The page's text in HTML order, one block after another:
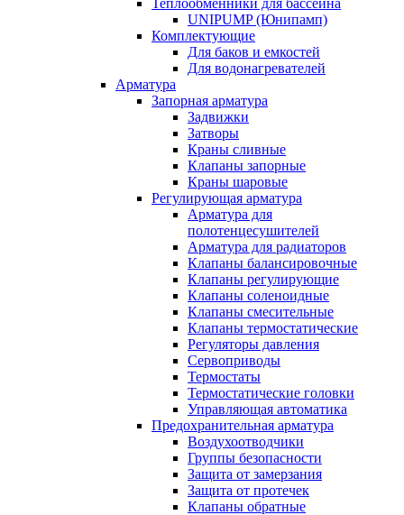
Теплообменники для бассейна
UNIPUMP (Юнипамп)
Комплектующие
Для баков и емкостей
Для водонагревателей
Арматура
Запорная арматура
Задвижки
Затворы
Краны сливные
Клапаны запорные
Краны шаровые
Регулирующая арматура
Арматура для
полотенцесушителей
Арматура для радиаторов
Клапаны балансировочные
Клапаны регулирующие
Клапаны соленоидные
Клапаны смесительные
Клапаны термостатические
Регуляторы давления
Сервоприводы
Термостаты
Термостатические головки
Управляющая автоматика
Предохранительная арматура
Воздухоотводчики
Группы безопасности
Защита от замерзания
Защита от протечек
Клапаны обратные